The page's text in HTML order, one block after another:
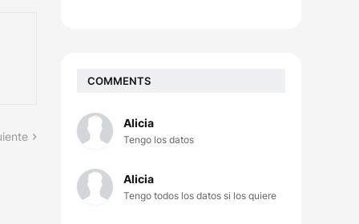
COMMENTS
Alicia
Tengo los datos
Alicia
Tengo todos los datos si los quiere